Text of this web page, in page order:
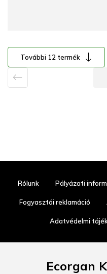
További 12 termék
Rólunk Pályázati
Fogyasztói reklamáció
Adatvédelmi
Ecorgan